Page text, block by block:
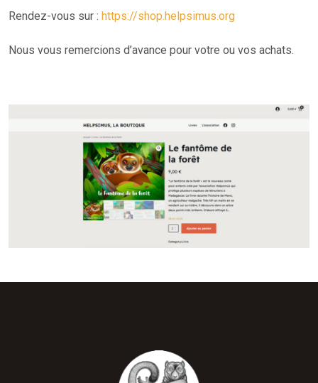
Rendez-vous sur : https://shop.helpsimus.org
Nous vous remercions d’avance pour votre ou vos achats.